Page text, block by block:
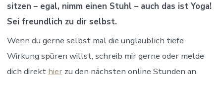
sitzen – egal, nimm einen Stuhl – auch das ist Yoga!
Sei freundlich zu dir selbst.
Wenn du gerne selbst mal die unglaublich tiefe
Wirkung spüren willst, schreib mir gerne oder melde
dich direkt hierzu den nächsten online Stunden an.